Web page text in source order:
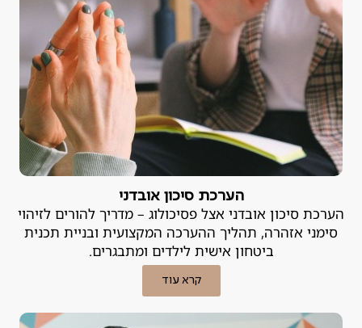
הערכת סיכון אובדני
הערכת סיכון אובדני אצל פסיכולוג – מדריך להורים לזיהוי
סימני אזהרה, תהליך ההערכה המקצועית ובניית תכנית
ביטחון אישית לילדים ומתבגרים.
קרא עוד